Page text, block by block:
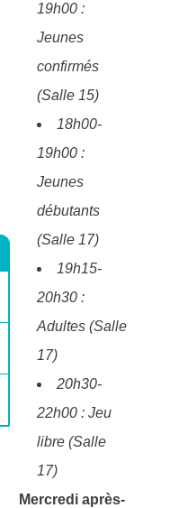
19h00 :
Jeunes
confirmés
(Salle 15)
18h00-
19h00 :
Jeunes
débutants
(Salle 17)
19h15-
20h30 :
Adultes (Salle
17)
20h30-
22h00 : Jeu
libre (Salle
17)
Mercredi après-